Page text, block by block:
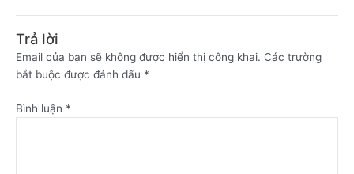
Trả lời
Email của bạn sẽ không được hiển thị công khai. Các trường
bắt buộc được đánh dấu *
Bình luận *